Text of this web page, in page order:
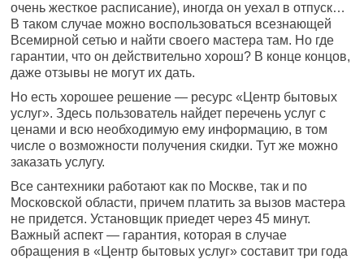
очень жесткое расписание), иногда он уехал в отпуск…
В таком случае можно воспользоваться всезнающей
Всемирной сетью и найти своего мастера там. Но где
гарантии, что он действительно хорош? В конце концов,
даже отзывы не могут их дать.
Но есть хорошее решение — ресурс «Центр бытовых
услуг». Здесь пользователь найдет перечень услуг с
ценами и всю необходимую ему информацию, в том
числе о возможности получения скидки. Тут же можно
заказать услугу.
Все сантехники работают как по Москве, так и по
Московской области, причем платить за вызов мастера
не придется. Установщик приедет через 45 минут.
Важный аспект — гарантия, которая в случае
обращения в «Центр бытовых услуг» составит три года